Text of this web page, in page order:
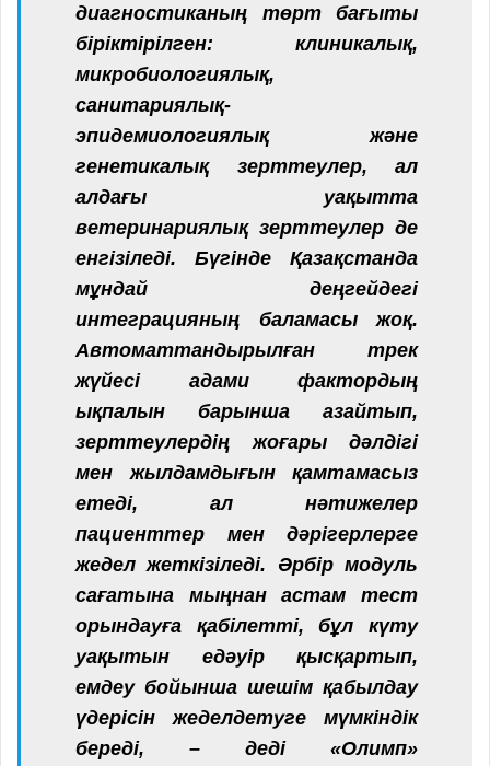
диагностиканың төрт бағыты
біріктірілген: клиникалық,
микробиологиялық,
санитариялық-
эпидемиологиялық және
генетикалық зерттеулер, ал
алдағы уақытта
ветеринариялық зерттеулер де
енгізіледі. Бүгінде Қазақстанда
мұндай деңгейдегі
интеграцияның баламасы жоқ.
Автоматтандырылған трек
жүйесі адами фактордың
ықпалын барынша азайтып,
зерттеулердің жоғары дәлдігі
мен жылдамдығын қамтамасыз
етеді, ал нәтижелер
пациенттер мен дәрігерлерге
жедел жеткізіледі. Әрбір модуль
сағатына мыңнан астам тест
орындауға қабілетті, бұл күту
уақытын едәуір қысқартып,
емдеу бойынша шешім қабылдау
үдерісін жеделдетуге мүмкіндік
береді, – деді «Олимп»